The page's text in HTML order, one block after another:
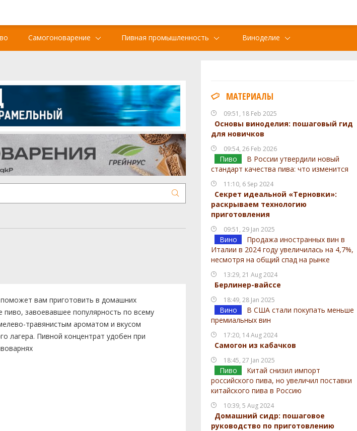
Самогоноварение Пивная промышленность Виноделие
МАТЕРИАЛЫ
09:51, 18 Feb 2025
Основы виноделия: пошаговый гид
для новичков
09:54, 26 Feb 2026
Пиво
В России утвердили новый
стандарт качества пива: что изменится
11:10, 6 Sep 2024
Секрет идеальной «Терновки»:
раскрываем технологию
приготовления
09:51, 29 Jan 2025
Вино
Продажа иностранных вин в
Италии в 2024 году увеличилась на 4,7%,
несмотря на общий спад на рынке
13:29, 21 Aug 2024
Берлинер-вайссе
18:49, 28 Jan 2025
Вино
В США стали покупать меньше
премиальных вин
17:20, 14 Aug 2024
Самогон из кабачков
18:45, 27 Jan 2025
Пиво
Китай снизил импорт
российского пива, но увеличил поставки
китайского пива в Россию
10:39, 5 Aug 2024
Домашний сидр: пошаговое
руководство по приготовлению
вам приготовить в домашних
пиво, завоевавшее популярность по всему
травянистым ароматом и вкусом
лагера. Пивной концентрат удобен при